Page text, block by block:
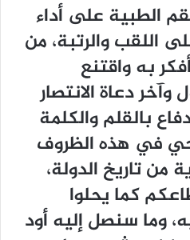
الطبية على أداء
اللقب والرتبة، من
به واقتنع
دعاة الانتصار
بالقلم والكلمة
في هذه الظروف
من تاريخ الدولة،
كما يحلوا
وما سنصل إليه أود